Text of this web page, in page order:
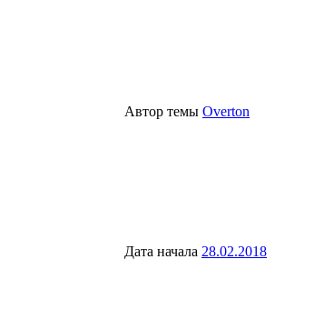
Автор темы Overton
Дата начала 28.02.2018